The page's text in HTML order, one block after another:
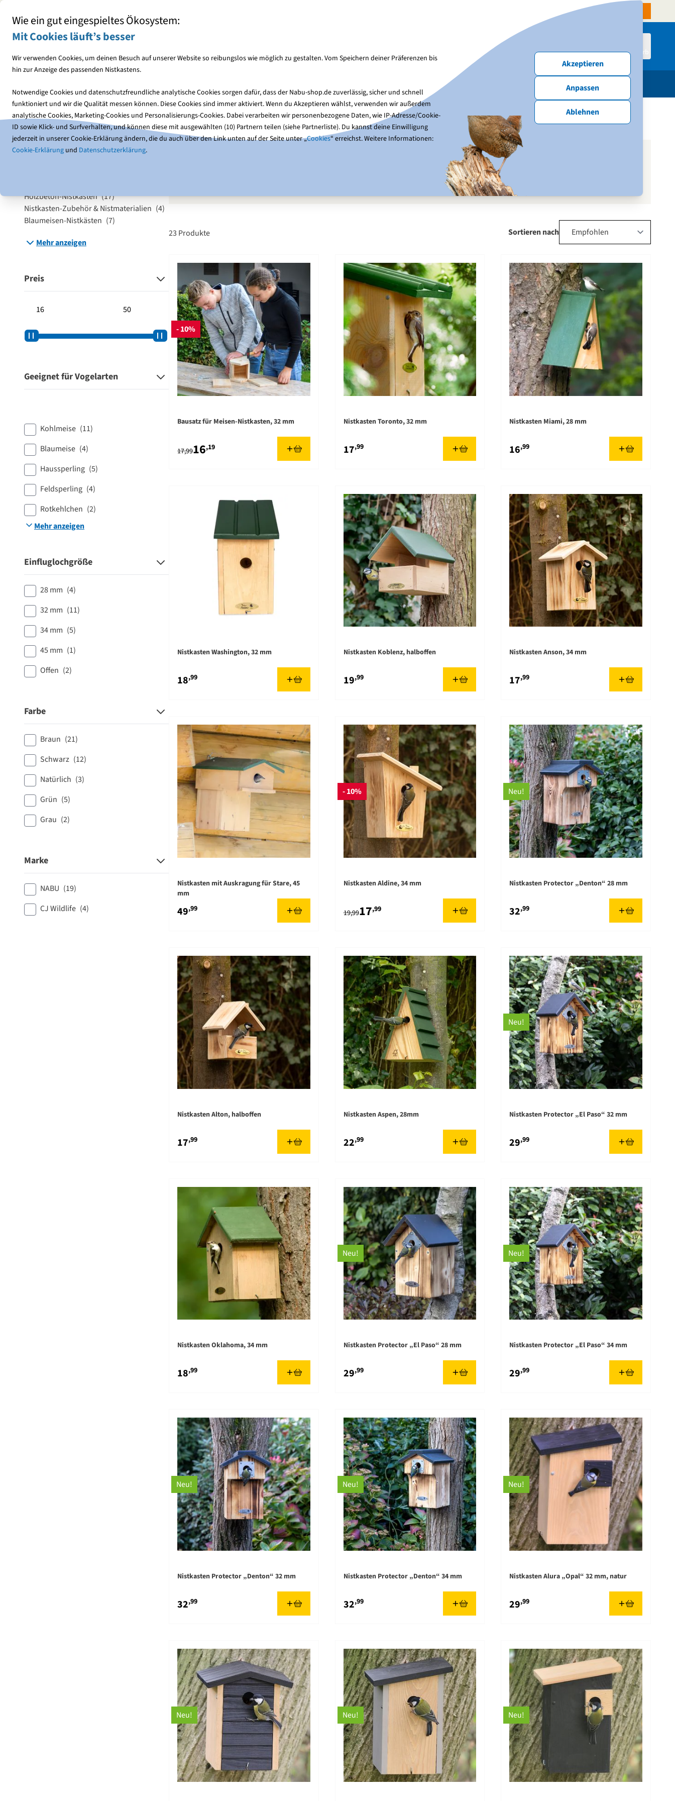
Wie ein gut eingespieltes Ökosystem:
Mit Cookies läuft’s besser
Wir verwenden Cookies, um deinen Besuch auf unserer Website so reibungslos wie möglich zu gestalten. Vom Speichern deiner Präferenzen bis
hin zur Anzeige des passenden Nistkastens.
Notwendige Cookies und datenschutzfreundliche analytische Cookies sorgen dafür, dass der Nabu-shop.de zuverlässig, sicher und schnell
funktioniert und wir die Qualität messen können. Diese Cookies sind immer aktiviert. Wenn du Akzeptieren wählst, verwenden wir außerdem
analytische Cookies, Marketing-Cookies und Personalisierungs-Cookies. Dabei verarbeiten wir personenbezogene Daten, wie IP-Adresse/Cookie-
ID sowie Klick- und Surfverhalten, und können diese mit ausgewählten (10) Partnern teilen (siehe Partnerliste). Du kannst deine Einwilligung
jederzeit in unserer Cookie-Erklärung ändern, die du auch über den Link unten auf der Seite unter „Cookies“ erreichst. Weitere Informationen:
Cookie-Erklärung und Datenschutzerklärung.
Akzeptieren
Anpassen
Ablehnen
NABU-Website Spenden & Mitmachen
Anmelden Warenkorb
Geschenke Neu & Angebote
Nistkästen Holz-Nistkästen
Kategorie
Holzbeton-Nistkästen (17)
Nistkasten-Zubehör & Nistmaterialien (4)
Blaumeisen-Nistkästen (7)
Mehr anzeigen
Preis
Geeignet für Vogelarten
Kohlmeise (11)
Blaumeise (4)
Haussperling (5)
Feldsperling (4)
Rotkehlchen (2)
Mehr anzeigen
Einfluglochgröße
28 mm (4)
32 mm (11)
34 mm (5)
45 mm (1)
Offen (2)
Farbe
Braun (21)
Schwarz (12)
Natürlich (3)
Grün (5)
Grau (2)
Marke
NABU (19)
CJ Wildlife (4)
Holz ist ein natürliches Material, das gute Isolationseigenschaften hat und den Vögeln ein angenehmes Raumklima schafft.
23 Produkte Sortieren nach
- 10%
Bausatz für Meisen-Nistkasten, 32 mm
16,19
17,99
Nistkasten Toronto, 32 mm
17,99
Nistkasten Miami, 28 mm
16,99
Nistkasten Washington, 32 mm
18,99
Nistkasten Koblenz, halboffen
19,99
Nistkasten Anson, 34 mm
17,99
Nistkasten mit Auskragung für Stare, 45
mm
49,99
- 10%
Nistkasten Aldine, 34 mm
17,99
19,99
Neu!
Nistkasten Protector „Denton“ 28 mm
32,99
Nistkasten Alton, halboffen
17,99
Nistkasten Aspen, 28mm
22,99
Neu!
Nistkasten Protector „El Paso“ 32 mm
29,99
Nistkasten Oklahoma, 34 mm
18,99
Neu!
Nistkasten Protector „El Paso“ 28 mm
29,99
Neu!
Nistkasten Protector „El Paso“ 34 mm
29,99
Neu!
Nistkasten Protector „Denton“ 32 mm
32,99
Neu!
Nistkasten Protector „Denton“ 34 mm
32,99
Neu!
Nistkasten Alura „Opal“ 32 mm, natur
29,99
Neu! Neu! Neu!